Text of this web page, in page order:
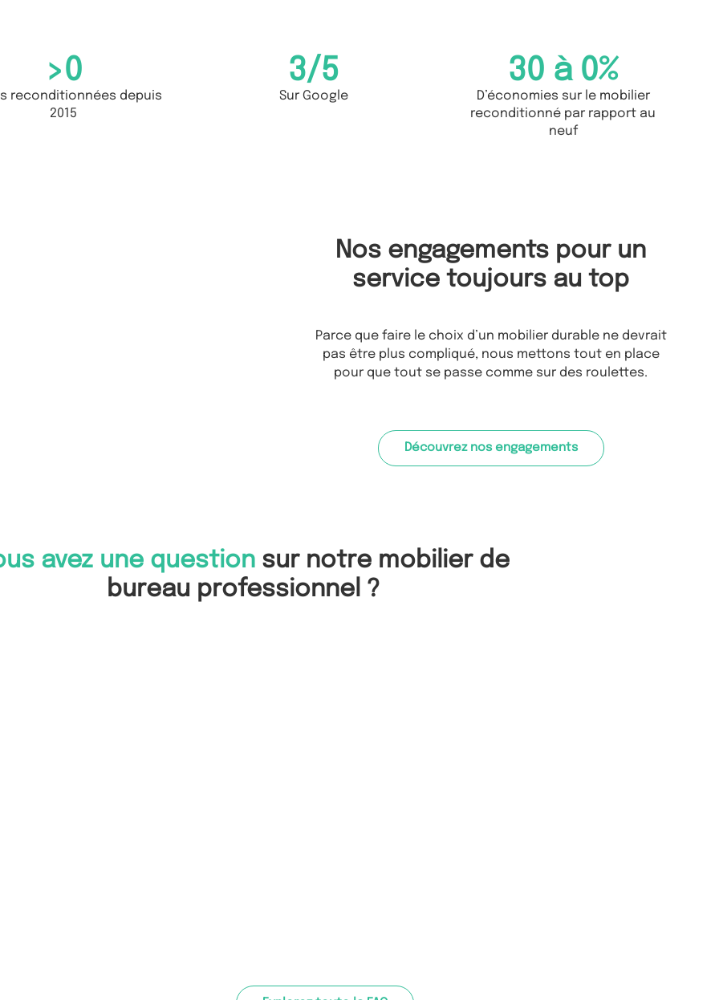
reconditionnées depuis
2015
>0
Sur Google
3/5
D’économies sur le mobilier
reconditionné par rapport au
neuf
30 à 0%
Nos engagements pour un
service toujours au top
Parce que faire le choix d’un mobilier durable ne devrait
pas être plus compliqué, nous mettons tout en place
pour que tout se passe comme sur des roulettes.
Découvrez nos engagements
avez une question sur notre mobilier de
bureau professionnel ?